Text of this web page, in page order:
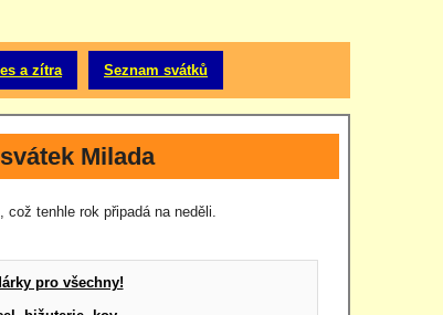
a zítra Seznam svátků
Milada
tenhle rok připadá na neděli.
pro všechny!